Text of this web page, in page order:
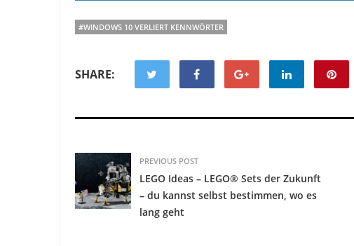
#WINDOWS 10 VERLIERT KENNWÖRTER
SHARE:
PREVIOUS POST
LEGO Ideas – LEGO® Sets der Zukunft
– du kannst selbst bestimmen, wo es
lang geht